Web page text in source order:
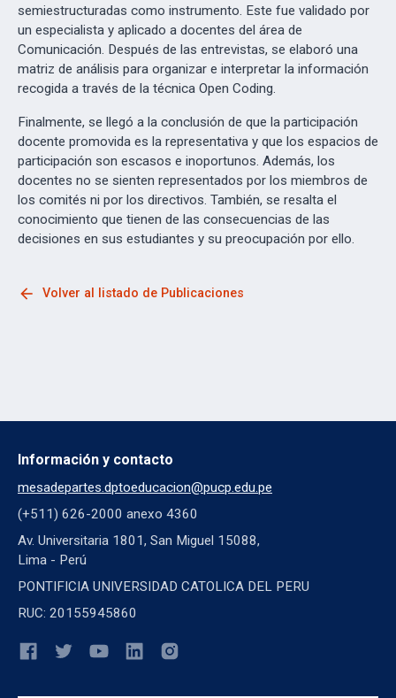
semiestructuradas como instrumento. Este fue validado por
un especialista y aplicado a docentes del área de
Comunicación. Después de las entrevistas, se elaboró una
matriz de análisis para organizar e interpretar la información
recogida a través de la técnica Open Coding.
Finalmente, se llegó a la conclusión de que la participación
docente promovida es la representativa y que los espacios de
participación son escasos e inoportunos. Además, los
docentes no se sienten representados por los miembros de
los comités ni por los directivos. También, se resalta el
conocimiento que tienen de las consecuencias de las
decisiones en sus estudiantes y su preocupación por ello.
arrow_back Volver al listado de Publicaciones
Información y contacto
mesadepartes.dptoeducacion@pucp.edu.pe
(+511) 626-2000 anexo 4360
Av. Universitaria 1801, San Miguel 15088,
Lima - Perú
PONTIFICIA UNIVERSIDAD CATOLICA DEL PERU
RUC: 20155945860